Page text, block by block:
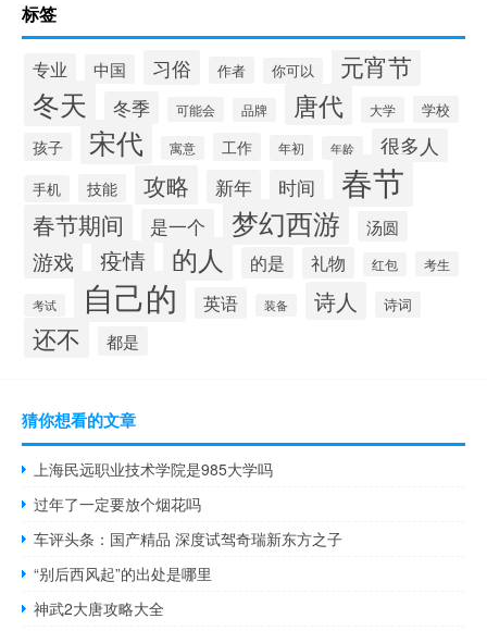
标签
专业 中国 习俗 作者 你可以 元宵节
冬天 冬季 可能会 品牌 唐代 大学 学校
孩子 宋代 寓意 工作 年初 年龄 很多人
手机 技能 攻略 新年 时间 春节
春节期间 是一个 梦幻西游 汤圆
游戏 疫情 的人 的是 礼物 红包 考生
考试 自己的 英语 装备 诗人 诗词
还不 都是
猜你想看的文章
上海民远职业技术学院是985大学吗
过年了一定要放个烟花吗
车评头条：国产精品 深度试驾奇瑞新东方之子
“别后西风起”的出处是哪里
神武2大唐攻略大全